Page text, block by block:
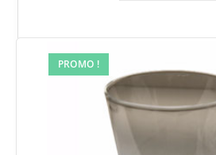
PROMO !